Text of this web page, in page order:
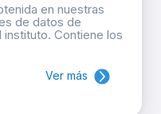
en nuestras
de datos de
Contiene los
Ver más